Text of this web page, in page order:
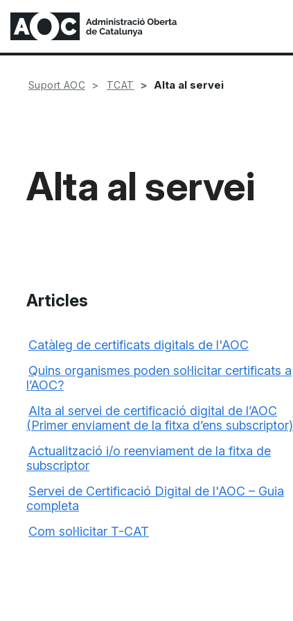
Suport AOC TCAT Alta al servei
Alta al servei
Articles
Catàleg de certificats digitals de l'AOC
Quins organismes poden sol·licitar certificats a
l’AOC?
Alta al servei de certificació digital de l’AOC
(Primer enviament de la fitxa d’ens subscriptor)
Actualització i/o reenviament de la fitxa de
subscriptor
Servei de Certificació Digital de l'AOC – Guia
completa
Com sol·licitar T-CAT